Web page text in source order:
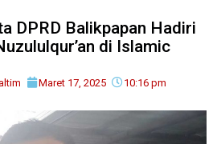
DPRD Balikpapan Hadiri
di Islamic
Maret 17, 2025 10:16 pm